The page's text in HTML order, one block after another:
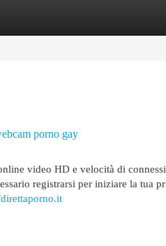
porno gay
video HD e velocità di
registrarsi per iniziare la tua